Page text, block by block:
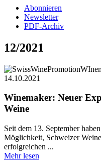
Abonnieren
Newsletter
PDF-Archiv
12/2021
14.10.2021
Winemaker: Neuer
Weine
Seit dem 13. September
Möglichkeit, Schweizer
erfolgreichen ...
Mehr lesen